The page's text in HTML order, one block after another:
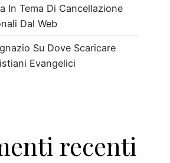
In Tema Di Cancellazione
Dal Web
Su Dove Scaricare
Evangelici
recenti